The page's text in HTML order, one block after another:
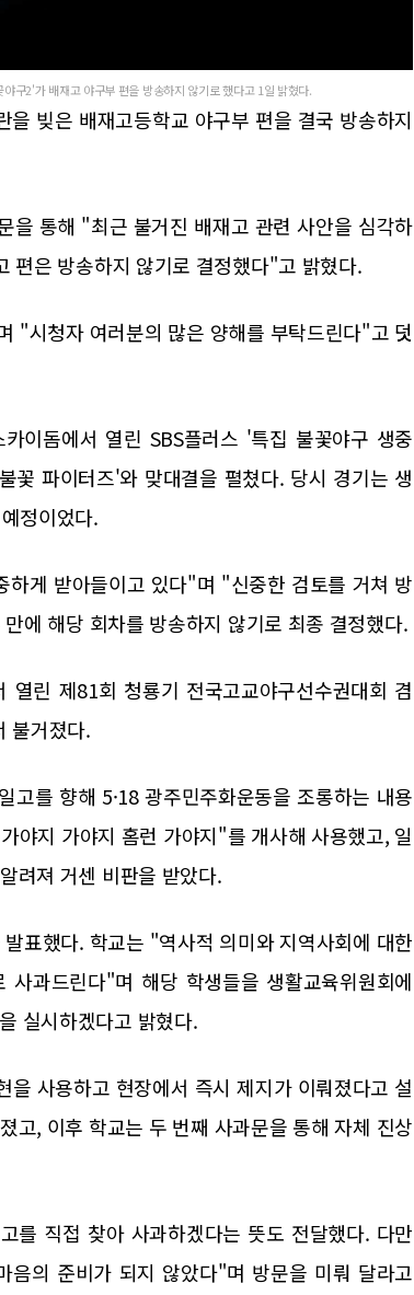
구2'가 배재고 야구부 편을 방송하지 않기로 했다고 1일 밝혔다.
빚은 배재고등학교 야구부 편을 결국 방송하지
을 통해 "최근 불거진 배재고 관련 사안을 심각하
편은 방송하지 않기로 결정했다"고 밝혔다.
"시청자 여러분의 많은 양해를 부탁드린다"고 덧
이돔에서 열린 SBS플러스 '특집 불꽃야구 생중
꽃 파이터즈'와 맞대결을 펼쳤다. 당시 경기는 생
정이었다.
게 받아들이고 있다"며 "신중한 검토를 거쳐 방
에 해당 회차를 방송하지 않기로 최종 결정했다.
린 제81회 청룡기 전국고교야구선수권대회 겸
불거졌다.
고를 향해 5·18 광주민주화운동을 조롱하는 내용
야지 가야지 홈런 가야지"를 개사해 사용했고, 일
려져 거센 비판을 받았다.
표했다. 학교는 "역사적 의미와 지역사회에 대한
과드린다"며 해당 학생들을 생활교육위원회에
실시하겠다고 밝혔다.
사용하고 현장에서 즉시 제지가 이뤄졌다고 설
고, 이후 학교는 두 번째 사과문을 통해 자체 진상
를 직접 찾아 사과하겠다는 뜻도 전달했다. 다만
의 준비가 되지 않았다"며 방문을 미뤄 달라고